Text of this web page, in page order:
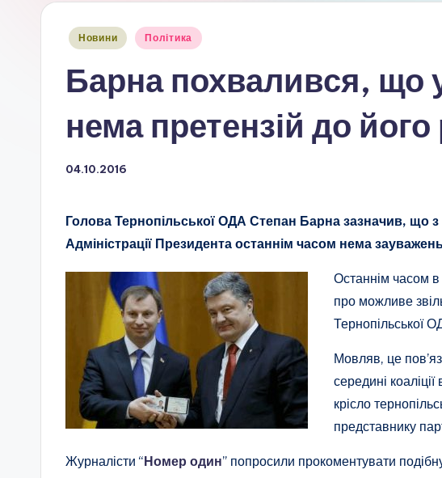
Опубліковано
Новини Політика
Барна похвалився, що
нема претензій до
04.10.2016
Голова Тернопільської ОДА Степан Барна зазначив, що
Адміністрації Президента останнім часом нема
Останнім часом
про можливе
Тернопільської
Мовляв, це
середині
крісло
представнику
Журналісти “Номер один” попросили прокоментувати